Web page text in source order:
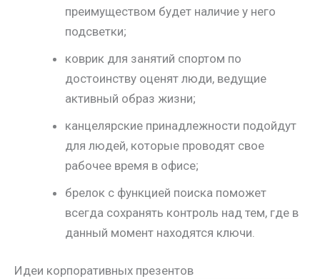
преимуществом будет наличие у него
подсветки;
коврик для занятий спортом по
достоинству оценят люди, ведущие
активный образ жизни;
канцелярские принадлежности подойдут
для людей, которые проводят свое
рабочее время в офисе;
брелок с функцией поиска поможет
всегда сохранять контроль над тем, где в
данный момент находятся ключи.
Идеи корпоративных презентов